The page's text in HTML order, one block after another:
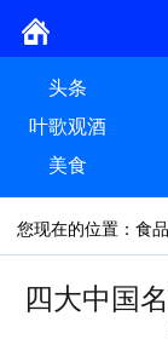
头条
叶歌观酒
美食
您现在的位置： 食
四大中国